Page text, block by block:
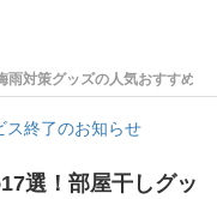
雨対策グッズの人気おすすめ
ス終了のお知らせ
選！部屋干しグッ